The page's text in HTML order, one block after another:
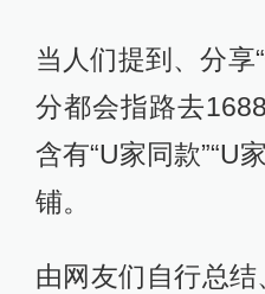
当人们提到、分享
分都会指路去
含有“U家同款”“U
铺。
由网友们自行总